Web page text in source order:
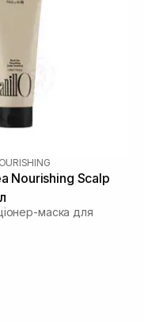
Nourishing Scalp
маска для